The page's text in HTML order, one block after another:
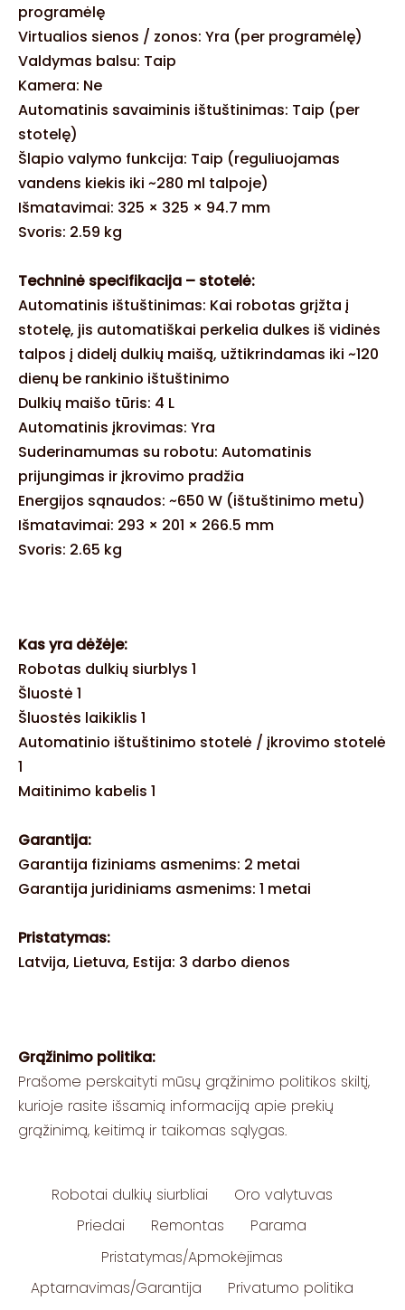
programėlę
Virtualios sienos / zonos: Yra (per programėlę)
Valdymas balsu: Taip
Kamera: Ne
Automatinis savaiminis ištuštinimas: Taip (per
stotelę)
Šlapio valymo funkcija: Taip (reguliuojamas
vandens kiekis iki ~280 ml talpoje)
Išmatavimai: 325 × 325 × 94.7 mm
Svoris: 2.59 kg
Techninė specifikacija – stotelė:
Automatinis ištuštinimas: Kai robotas grįžta į
stotelę, jis automatiškai perkelia dulkes iš vidinės
talpos į didelį dulkių maišą, užtikrindamas iki ~120
dienų be rankinio ištuštinimo
Dulkių maišo tūris: 4 L
Automatinis įkrovimas: Yra
Suderinamumas su robotu: Automatinis
prijungimas ir įkrovimo pradžia
Energijos sąnaudos: ~650 W (ištuštinimo metu)
Išmatavimai: 293 × 201 × 266.5 mm
Svoris: 2.65 kg
Kas yra dėžėje:
Robotas dulkių siurblys 1
Šluostė 1
Šluostės laikiklis 1
Automatinio ištuštinimo stotelė / įkrovimo stotelė
1
Maitinimo kabelis 1
Garantija:
Garantija fiziniams asmenims: 2 metai
Garantija juridiniams asmenims: 1 metai
Pristatymas:
Latvija, Lietuva, Estija: 3 darbo dienos
Grąžinimo politika:
Prašome perskaityti mūsų grąžinimo politikos skiltį,
kurioje rasite išsamią informaciją apie prekių
grąžinimą, keitimą ir taikomas sąlygas.
Robotai dulkių siurbliai
Oro valytuvas
Priedai
Remontas
Parama
Pristatymas/Apmokėjimas
Aptarnavimas/Garantija
Privatumo politika